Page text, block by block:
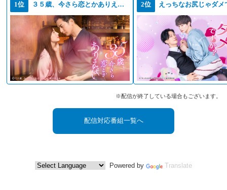
1位 ３５歳、今さら恋とかありえない 2位 えっちなお尻じゃダメ
※配信が終了している場合もございます。
配信対応番組一覧へ
Powered by Translate